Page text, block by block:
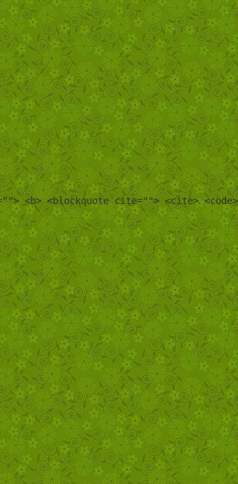
<blockquote cite=""> <cite> <code>